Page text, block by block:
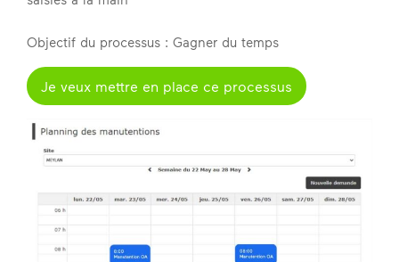
Objectif du processus : Gagner du temps
Je veux mettre en place ce processus